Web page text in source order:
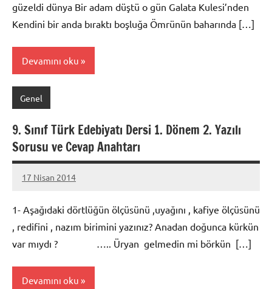
güzeldi dünya Bir adam düştü o gün Galata Kulesi’nden
Kendini bir anda bıraktı boşluğa Ömrünün baharında […]
Devamını oku
Genel
9. Sınıf Türk Edebiyatı Dersi 1. Dönem 2. Yazılı
Sorusu ve Cevap Anahtarı
17 Nisan 2014
admin
1- Aşağıdaki dörtlüğün ölçüsünü ,uyağını , kafiye ölçüsünü
, redifini , nazım birimini yazınız? Anadan doğunca kürkün
var mıydı ? ….. Üryan gelmedin mi börkün […]
Devamını oku